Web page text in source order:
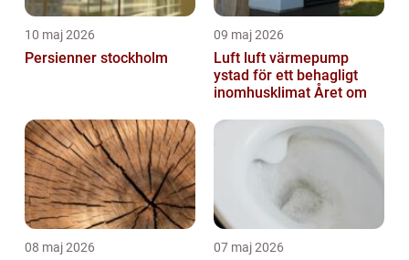
10 maj 2026
Persienner stockholm
09 maj 2026
Luft luft värmepump
ystad för ett behagligt
inomhusklimat Året om
08 maj 2026 07 maj 2026